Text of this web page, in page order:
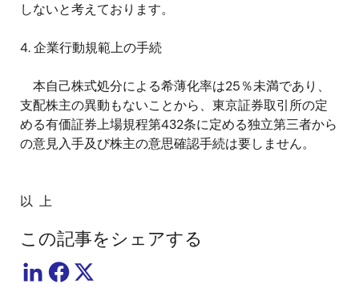
しないと考えております。
4. 企業行動規範上の手続
本自己株式処分による希薄化率は25％未満であり、
支配株主の異動もないことから、東京証券取引所の定
める有価証券上場規程第432条に定める独立第三者から
の意見入手及び株主の意思確認手続は要しません。
以 上
この記事をシェアする